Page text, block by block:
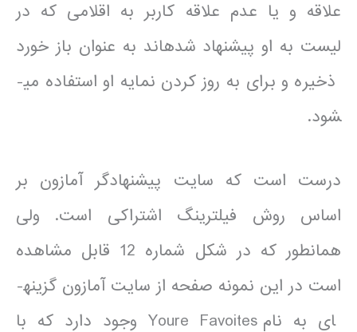
علاقه و یا عدم علاقه کاربر به اقلامی که در
لیست به او پیشنهاد شده­اند به عنوان باز خورد
ذخیره و برای به روز کردن نمایه او استفاده می­
شود.
درست است که سایت پیشنهادگر آمازون بر
اساس روش فیلترینگ اشتراکی است. ولی
همانطور که در شکل شماره 12 قابل مشاهده
است در این نمونه صفحه از سایت آمازون گزینه­
ای به نام Youre Favoites وجود دارد که با